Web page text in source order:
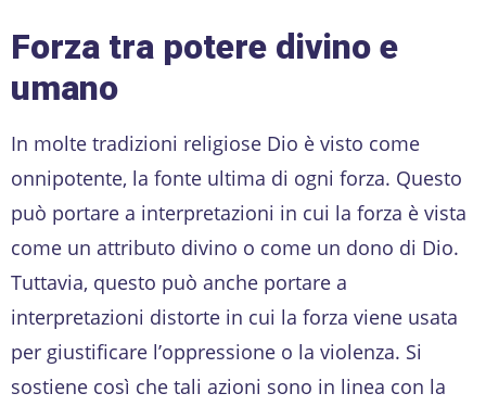
Forza tra potere divino e
umano
In molte tradizioni religiose Dio è visto come
onnipotente, la fonte ultima di ogni forza. Questo
può portare a interpretazioni in cui la forza è vista
come un attributo divino o come un dono di Dio.
Tuttavia, questo può anche portare a
interpretazioni distorte in cui la forza viene usata
per giustificare l’oppressione o la violenza. Si
sostiene così che tali azioni sono in linea con la